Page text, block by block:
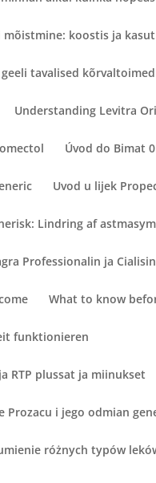
koostis ja
tavalised kõrvaltoimed
Understanding Levitra
Úvod do Bimat
Uvod u lijek
Lindring af
Professionalin ja
What to know
funktionieren
RTP plussat ja miinukset
Prozacu i jego odmian
różnych typów